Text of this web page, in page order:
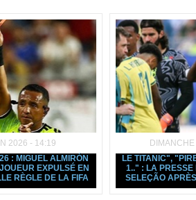
2026 - 14:19
: MIGUEL ALMIRÓN
EXPULSÉ EN
RÈGLE DE LA FIFA
LE TITANIC",
1.." : LA PRESSE
SELEÇÃO